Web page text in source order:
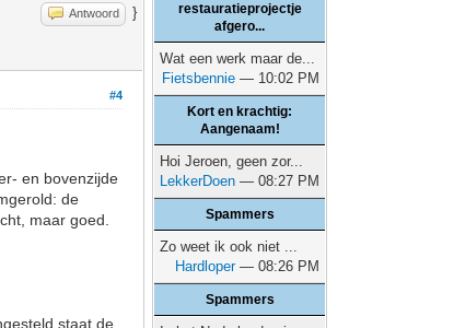
Antwoord }
#4
en bovenzijde
de
maar goed.
staat de
restauratieprojectje
afgero...
Wat een werk maar de...
Fietsbennie — 10:02 PM
Kort en krachtig:
Aangenaam!
Hoi Jeroen, geen zor...
LekkerDoen — 08:27 PM
Spammers
Zo weet ik ook niet ...
Hardloper— 08:26 PM
Spammers